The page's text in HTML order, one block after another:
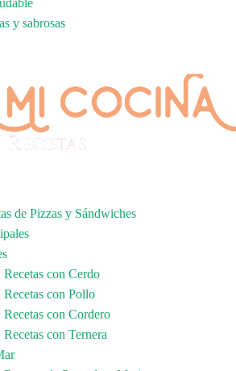
y sabrosas
de Pizzas y Sándwiches
Recetas con Cerdo
Recetas con Pollo
Recetas con Cordero
Recetas con Ternera